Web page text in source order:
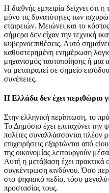
Η διεθνής εμπειρία δείχνει ότι
μόνο τις δυνατότητες των
εταιρειών. Μειώνει και το
σήμερα δεν είχαν την τεχνική
κυβερνοεπιθέσεις. Αυτό
καθυστερημένη ενημέρωση
μηχανισμός ταυτοποίησης ή μια
να μετατραπεί σε σημείο
συνέπειες.
Η Ελλάδα δεν έχει περιθώριο
Στην ελληνική περίπτωση, το
Το Δημόσιο έχει επιταχύνει την
πολίτες συναλλάσσονται πλέον
επιχειρήσεις εξαρτώνται από
της οικονομίας λειτουργούν
Αυτή η μετάβαση έχει πρακτικά
συγκέντρωση κινδύνου. Όσο
στο ψηφιακό πεδίο, τόσο
προστασίας τους.